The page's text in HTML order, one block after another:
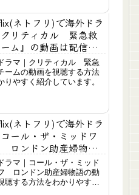
ネトフリ)で海外ドラ
リティカル 緊急救
ム』の動画は配信し
ラマ｜クリティカル 緊急
ームの動画を視聴する方法
りやすく紹介しています。
ネトフリ)で海外ドラ
ール・ザ・ミッドワ
ロンドン助産婦物
動画は配信してる？
ラマ｜コール・ザ・ミッド
ロンドン助産婦物語の動
聴する方法をわかりやすく